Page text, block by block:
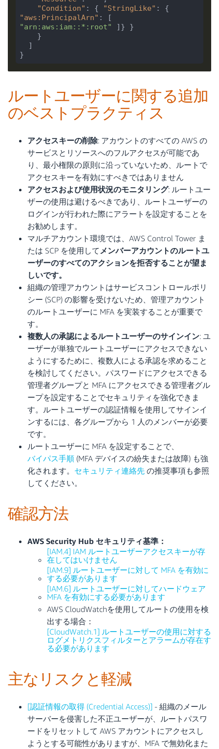
"Condition" : { "StringLike"
"aws:PrincipalArn"
"arn:aws:iam::*:root"
}
ルートユーザーに関する追加
のベストプラクティス
アクセスキーの削除: アカウントのすべての AWS の
サービスとリソースへのフルアクセスが可能であ
り、最小権限の原則に沿っていないため、ルートで
アクセスキーを有効にすべきではありません
アクセスおよび使用状況のモニタリング: ルートユー
ザーの使用は避けるべきであり、ルートユーザーの
ログインが行われた際にアラートを設定することを
お勧めします。
マルチアカウント環境では、AWS Control Tower ま
たは SCP を使用して メンバーアカウントのルートユ
ーザーのすべてのアクションを拒否することが望ま
しいです。
組織の管理アカウントはサービスコントロールポリ
シー (SCP) の影響を受けないため、管理アカウント
のルートユーザーに MFA を実装することが重要で
す。
複数人の承認によるルートユーザーのサインイン: ユ
ーザーが単独でルートユーザーにアクセスできない
ようにするために、複数人による承認を求めること
を検討してください。パスワードにアクセスできる
管理者グループと MFA にアクセスできる管理者グル
ープを設定することでセキュリティを強化できま
す。ルートユーザーの認証情報を使用してサインイ
ンするには、各グループから 1 人のメンバーが必要
です。
ルートユーザーに MFA を設定することで、
バイパス手順 (MFA デバイスの紛失または故障) も強
化されます。 セキュリティ連絡先 の推奨事項も参照
してください。
確認方法
AWS Security Hub セキュリティ基準：
[IAM.4] IAM ルートユーザーアクセスキーが存
在してはいけません
[IAM.9] ルートユーザーに対して MFA を有効に
する必要があります
[IAM.6] ルートユーザーに対してハードウェア
MFA を有効にする必要があります
AWS CloudWatchを使用してルートの使用を検
出する場合：
[CloudWatch.1] ルートユーザーの使用に対する
ログメトリクスフィルターとアラームが存在す
る必要があります
主なリスクと軽減
[認証情報の取得 (Credential Access)] - 組織のメール
サーバーを侵害した不正ユーザーが、ルートパスワ
ードをリセットして AWS アカウントにアクセスし
ようとする可能性がありますが、MFA で無効化また